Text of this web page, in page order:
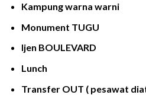
Kampung warna warni
Monument TUGU
Ijen BOULEVARD
Lunch
Transfer OUT ( pesawat